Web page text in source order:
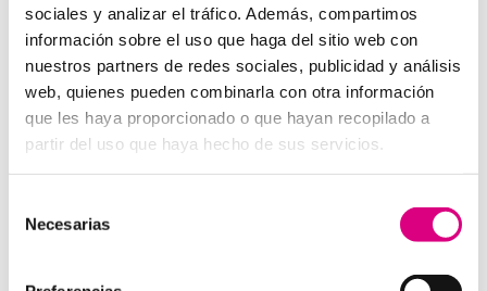
sociales y analizar el tráfico. Además, compartimos
información sobre el uso que haga del sitio web con
nuestros partners de redes sociales, publicidad y análisis
web, quienes pueden combinarla con otra información
que les haya proporcionado o que hayan recopilado a
partir del uso que haya hecho de sus servicios.
Necesarias
Grupo-System, ¿Quiénes somos?
En System Network Communication, con más de 15
años de experiencia, disponemos de un equipo de
profesionales especializados para cada área de
negocio. Telefonía Virtual, Antivirus y Seguridad,
Marketing 2.0, Obras y Proyecto e International
Business; siempre con las garantías de un trabajo
excelente. Puedes contactar con nosotros en el 900
system.com